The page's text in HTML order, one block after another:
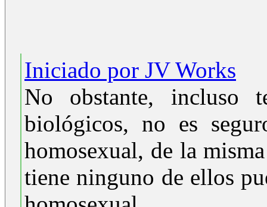
Iniciado por JV Works
No obstante, incluso
biológicos, no es
homosexual, de la
tiene ninguno de ellos